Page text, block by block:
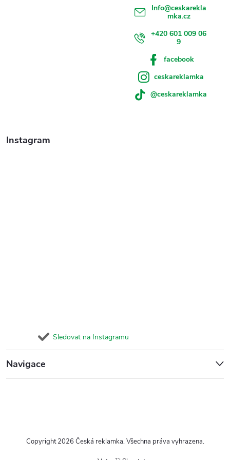
Instagram
Sledovat na Instagramu
Navigace
Info@ceskarekla
mka.cz
+420 601 009 06
9
facebook
ceskareklamka
@ceskareklamka
Copyright 2026 Česká reklamka. Všechna práva vyhrazena.